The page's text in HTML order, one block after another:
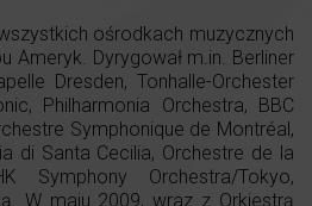
ośrodkach muzycznych
Ameryk. Dyrygował m.in. Berliner
Dresden, Tonhalle-Orchester
Philharmonia Orchestra, BBC
Symphonique de Montréal,
di Santa Cecilia, Orchestre de la
Symphony Orchestra/Tokyo,
W maju 2009, wraz z Orkiestrą